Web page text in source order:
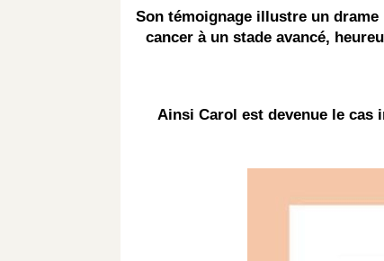
Son témoignage illustre un
cancer à un stade avancé,
Ainsi Carol est devenue le cas